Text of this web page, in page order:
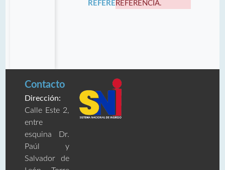
REFERENCIA:REFERENCIA.
Contacto
Dirección:
Calle Este 2,
entre
esquina Dr.
Paúl y
Salvador de